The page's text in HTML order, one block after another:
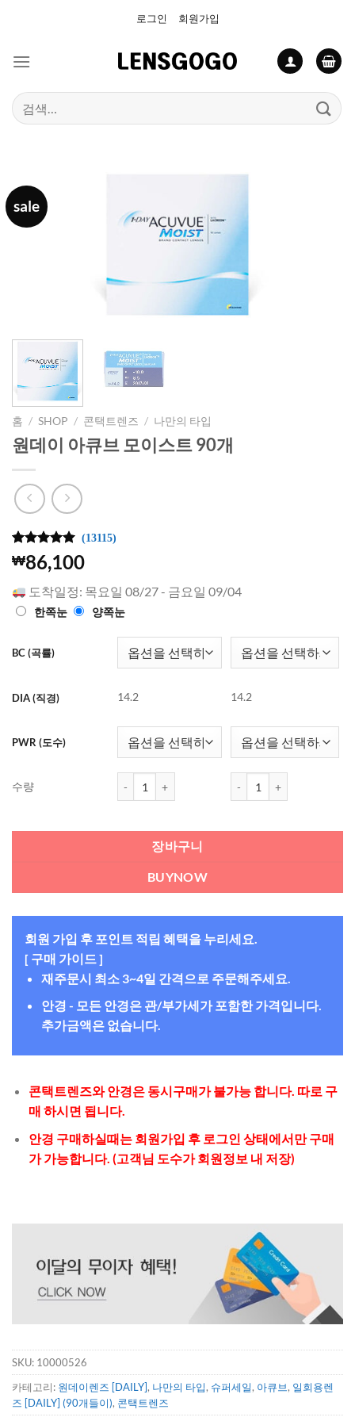
로그인 회원가입
검
색:
sale
홈 / SHOP / 콘택트렌즈 / 나만의 타입
원데이 아큐브 모이스트 90개
4.99개의
고객 평가
로 5점 만
점에
13115
점으
로 평가됨
(13115)
₩86,100
도착일정: 목요일 08/27 - 금요일 09/04
한쪽눈 양쪽눈
BC (곡률)
DIA (직경) 14.2
PWR (도수)
수량
14.2
장바구니
BUYNOW
회원 가입 후 포인트 적립 혜택을 누리세요.
[ 구매 가이드 ]
재주문시 최소 3~4일 간격으로 주문해주세요.
안경 - 모든 안경은 관/부가세가 포함한 가격입니다.
추가금액은 없습니다.
콘택트렌즈와 안경은 동시구매가 불가능 합니다. 따로 구
매 하시면 됩니다.
안경 구매하실때는 회원가입 후 로그인 상태에서만 구매
가 가능합니다. (고객님 도수가 회원정보 내 저장)
SKU: 10000526
카테고리: 원데이렌즈 [DAILY], 나만의 타입, 슈퍼세일, 아큐브, 일회용렌
즈 [DAILY] (90개들이), 콘택트렌즈